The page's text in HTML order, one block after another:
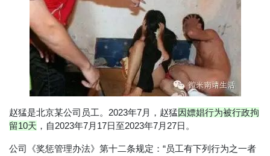
赵猛是北京某公司员工。2023年7月，赵猛因嫖娼行为被行政拘
留10天 ，自2023年7月17日至2023年7月27日。
公司《奖惩管理办法》第十二条规定：“员工有下列行为之一者